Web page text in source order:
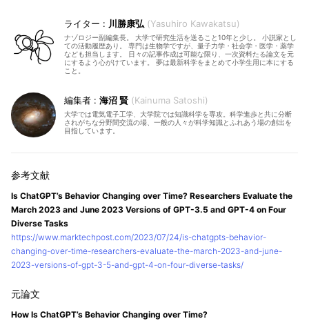
川勝康弘 Yasuhiro Kawakatsu
ナゾロジー副編集長。 大学で研究生活を送ること10年と少し。 小説家とし
ての活動履歴あり。 専門は生物学ですが、量子力学・社会学・医学・薬学
なども担当します。 日々の記事作成は可能な限り、一次資料たる論文を元
にするよう心がけています。 夢は最新科学をまとめて小学生用に本にする
こと。
海沼 賢 Kainuma Satoshi
大学では電気電子工学、大学院では知識科学を専攻。科学進歩と共に分断
されがちな分野間交流の場、一般の人々が科学知識とふれあう場の創出を
目指しています。
Is ChatGPT’s Behavior Changing over Time? Researchers Evaluate the
March 2023 and June 2023 Versions of GPT-3.5 and GPT-4 on Four
Diverse Tasks
https://www.marktechpost.com/2023/07/24/is-chatgpts-behavior-
changing-over-time-researchers-evaluate-the-march-2023-and-june-
2023-versions-of-gpt-3-5-and-gpt-4-on-four-diverse-tasks/
How Is ChatGPT’s Behavior Changing over Time?